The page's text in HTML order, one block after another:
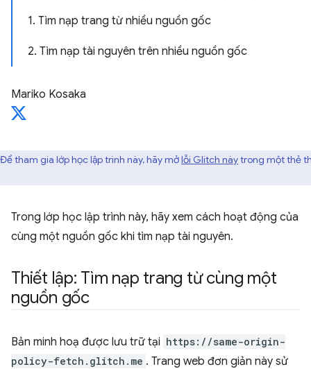
1. Tìm nạp trang từ nhiều nguồn gốc
2. Tìm nạp tài nguyên trên nhiều nguồn gốc
Mariko Kosaka
Để tham gia lớp học lập trình này, hãy mởlỗi Glitch nàytrong một thẻ
Trong lớp học lập trình này, hãy xem cách hoạt động của
cùng một nguồn gốc khi tìm nạp tài nguyên.
Thiết lập: Tìm nạp trang từ cùng một
nguồn gốc
Bản minh hoạ được lưu trữ tại https://same-origin-
policy-fetch.glitch.me . Trang web đơn giản này sử